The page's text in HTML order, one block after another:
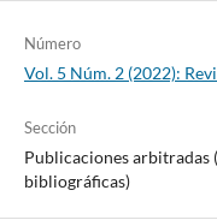
Número
Vol. 5 Núm. 2 (2022):
Sección
Publicaciones arbitradas
bibliográficas)